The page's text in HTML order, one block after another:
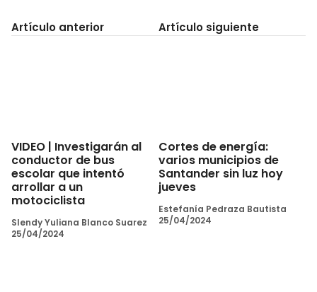
Artículo anterior
VIDEO | Investigarán al
conductor de bus
escolar que intentó
arrollar a un
motociclista
Slendy Yuliana Blanco Suarez
25/04/2024
Artículo siguiente
Cortes de energía:
varios municipios de
Santander sin luz hoy
jueves
Estefanía Pedraza Bautista
25/04/2024